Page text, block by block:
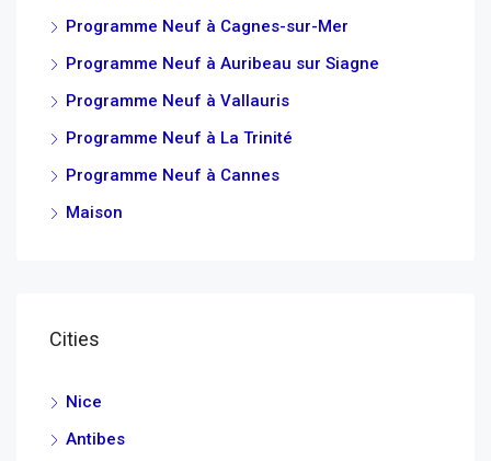
Programme Neuf à Cagnes-sur-Mer
Programme Neuf à Auribeau sur Siagne
Programme Neuf à Vallauris
Programme Neuf à La Trinité
Programme Neuf à Cannes
Maison
Cities
Nice
Antibes